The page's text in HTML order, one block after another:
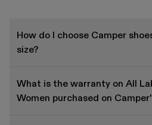
How do I choose Camper
size?
What is the warranty on All
Women purchased on